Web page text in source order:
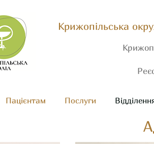
Крижопільська
Пацієнтам Послуги